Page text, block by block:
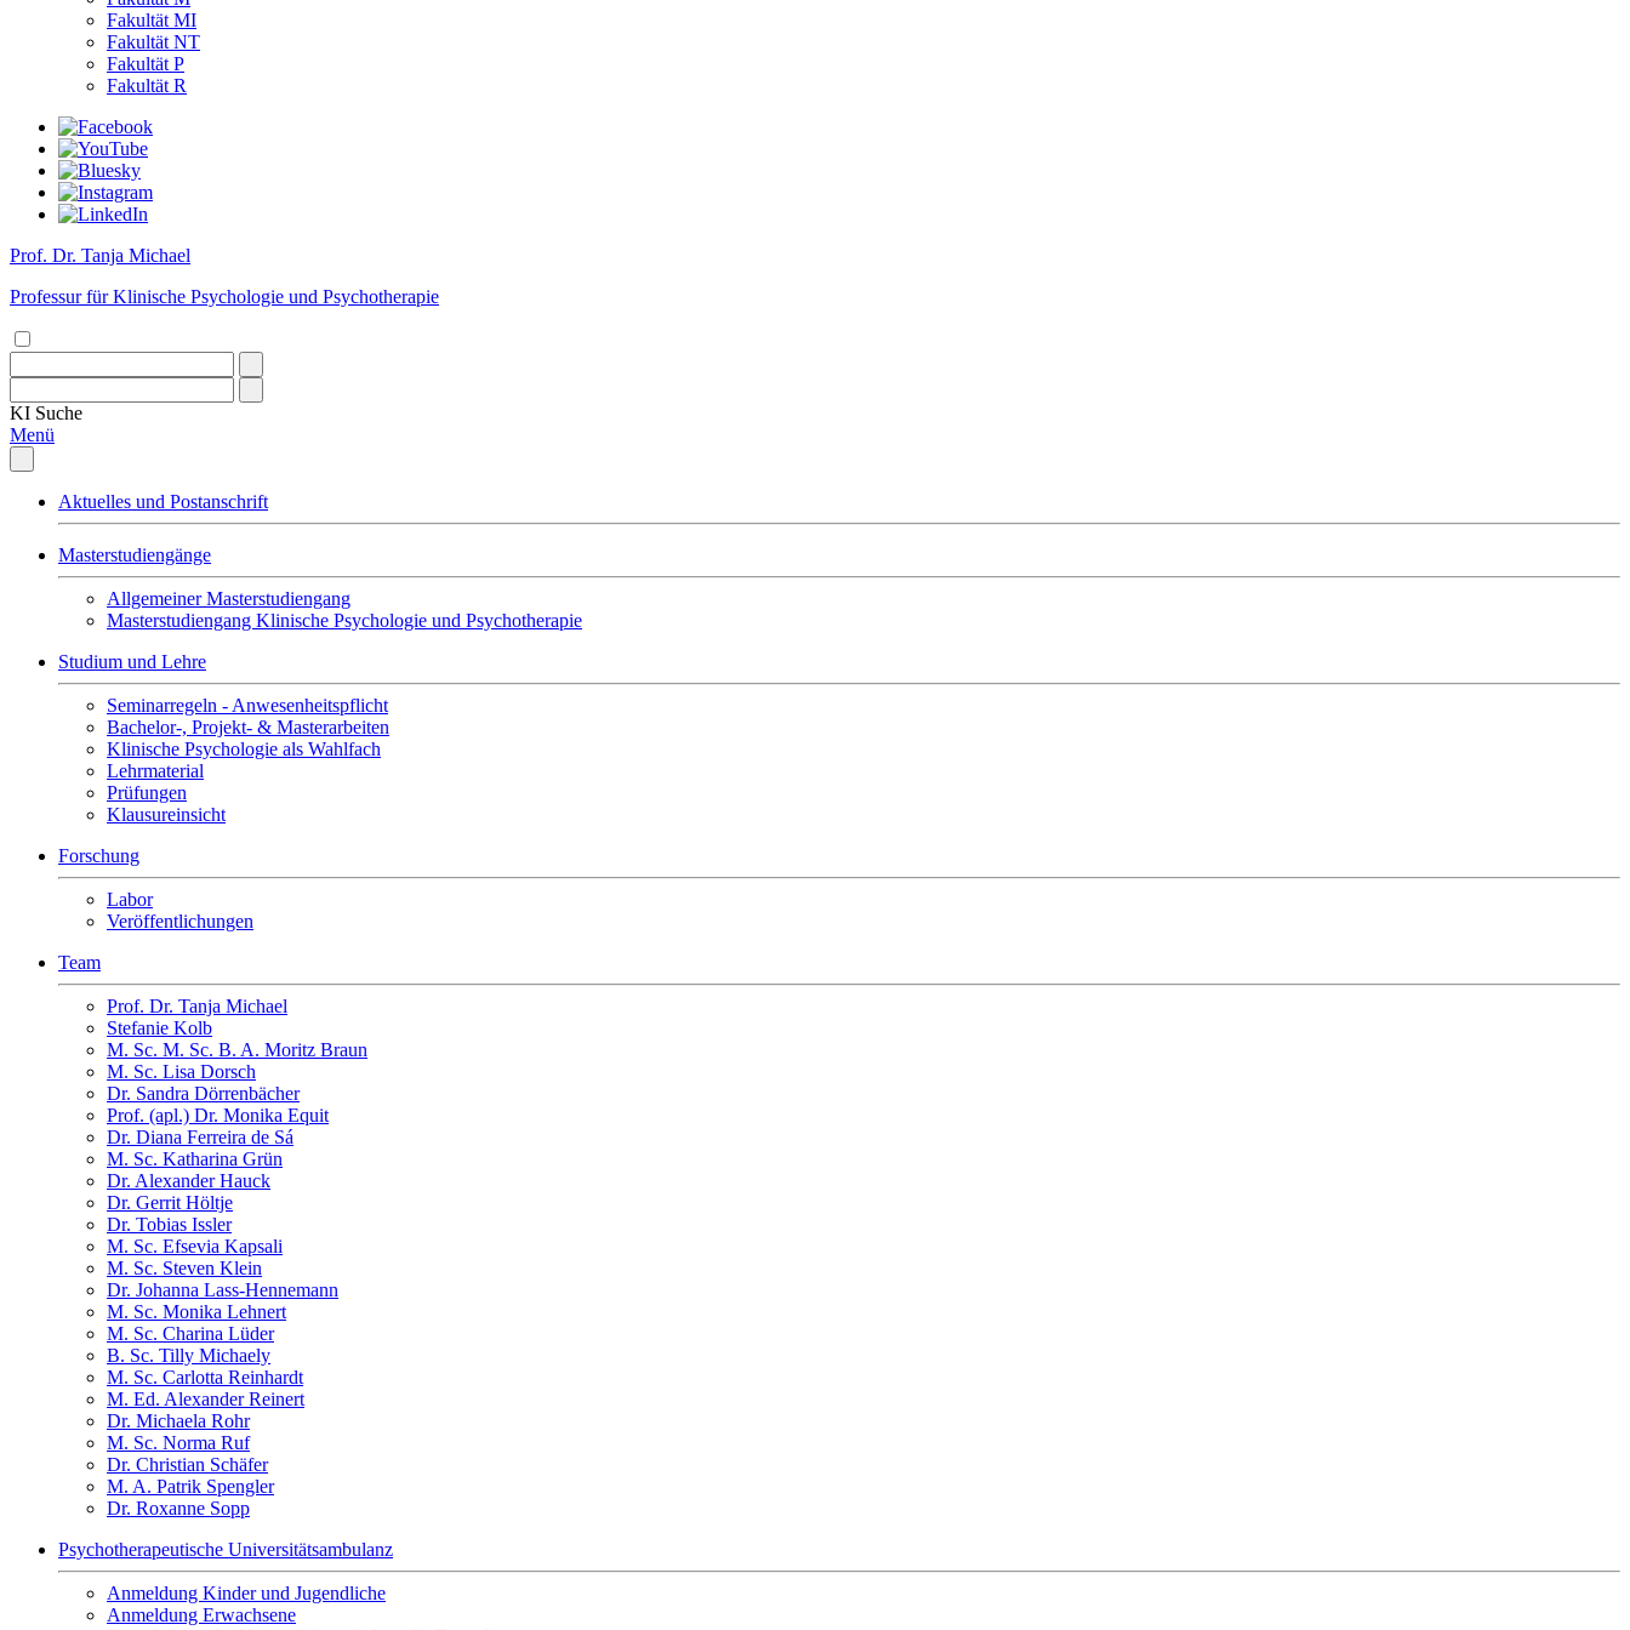
Fakultät MI
Fakultät NT
Fakultät P
Fakultät R
Prof. Dr. Tanja Michael
Professur für Klinische Psychologie und Psychotherapie
KI Suche
Menü
Aktuelles und Postanschrift
Masterstudiengänge
Allgemeiner Masterstudiengang
Masterstudiengang Klinische Psychologie und Psychotherapie
Studium und Lehre
Seminarregeln - Anwesenheitspflicht
Bachelor-, Projekt- & Masterarbeiten
Klinische Psychologie als Wahlfach
Lehrmaterial
Prüfungen
Klausureinsicht
Forschung
Labor
Veröffentlichungen
Team
Prof. Dr. Tanja Michael
Stefanie Kolb
M. Sc. M. Sc. B. A. Moritz Braun
M. Sc. Lisa Dorsch
Dr. Sandra Dörrenbächer
Prof. (apl.) Dr. Monika Equit
Dr. Diana Ferreira de Sá
M. Sc. Katharina Grün
Dr. Alexander Hauck
Dr. Gerrit Höltje
Dr. Tobias Issler
M. Sc. Efsevia Kapsali
M. Sc. Steven Klein
Dr. Johanna Lass-Hennemann
M. Sc. Monika Lehnert
M. Sc. Charina Lüder
B. Sc. Tilly Michaely
M. Sc. Carlotta Reinhardt
M. Ed. Alexander Reinert
Dr. Michaela Rohr
M. Sc. Norma Ruf
Dr. Christian Schäfer
M. A. Patrik Spengler
Dr. Roxanne Sopp
Psychotherapeutische Universitätsambulanz
Anmeldung Kinder und Jugendliche
Anmeldung Erwachsene